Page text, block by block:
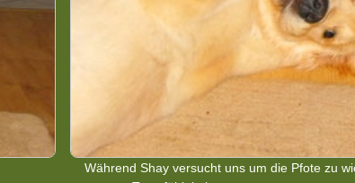
Während Shay versucht uns um die Pfote zu